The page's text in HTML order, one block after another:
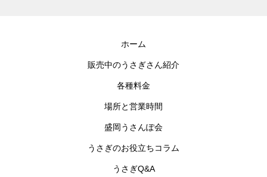
ホーム
販売中のうさぎさん紹介
各種料金
場所と営業時間
盛岡うさんぽ会
うさぎのお役立ちコラム
うさぎQ&A